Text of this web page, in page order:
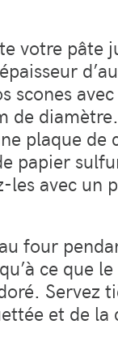
votre pâte
scones
de
plaque de
papier
les avec un
four
ce que
Servez
et de la